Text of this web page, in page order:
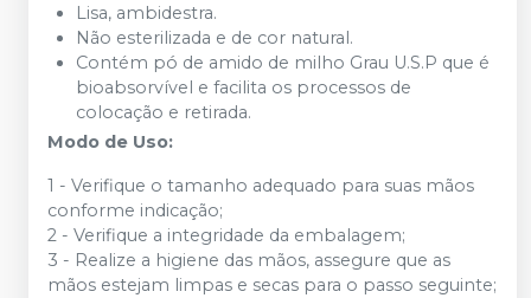
Lisa, ambidestra.
Não esterilizada e de cor natural.
Contém pó de amido de milho Grau U.S.P que é
bioabsorvível e facilita os processos de
colocação e retirada.
Modo de Uso:
1 - Verifique o tamanho adequado para suas mãos
conforme indicação;
2 - Verifique a integridade da embalagem;
3 - Realize a higiene das mãos, assegure que as
mãos estejam limpas e secas para o passo seguinte;